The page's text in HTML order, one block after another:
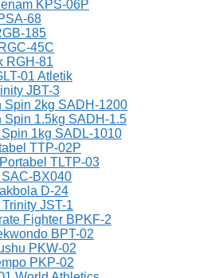
KPS-06P
68
185
45C
RGH-81
01 Atletik
JBT-3
Spin 2kg SADH-1200
Spin 1.5kg SADH-1.5
1kg SADL-1010
TTP-02P
TLTP-03
BX040
D-24
JST-1
Fighter BPKF-2
BPT-02
PKW-02
PKP-02